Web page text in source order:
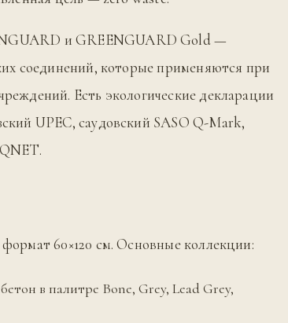
и GREENGUARD Gold —
соединений, которые применяются при
Есть экологические декларации
UPEC, саудовский SASO Q-Mark,
60×120 см. Основные коллекции:
в палитре Bone, Grey, Lead Grey,